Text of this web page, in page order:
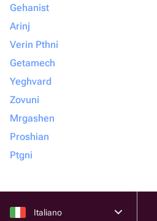
Gehanist
Arinj
Verin Pthni
Getamech
Yeghvard
Zovuni
Mrgashen
Proshian
Ptgni
Italiano